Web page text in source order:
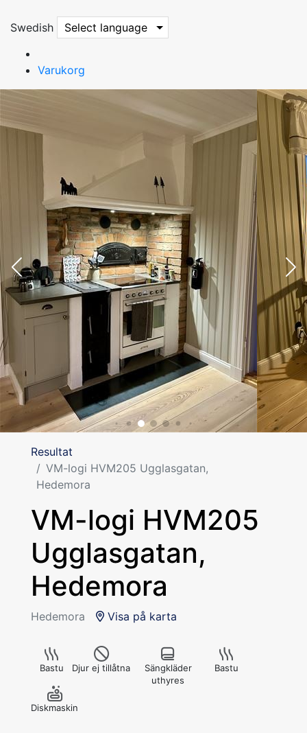
Swedish Select language
Varukorg
Resultat
VM-logi HVM205 Ugglasgatan,
Hedemora
VM-logi HVM205
Ugglasgatan,
Hedemora
Hedemora Visa på karta
Bastu Djur ej tillåtna
Sängkläder
uthyres
Bastu
Diskmaskin